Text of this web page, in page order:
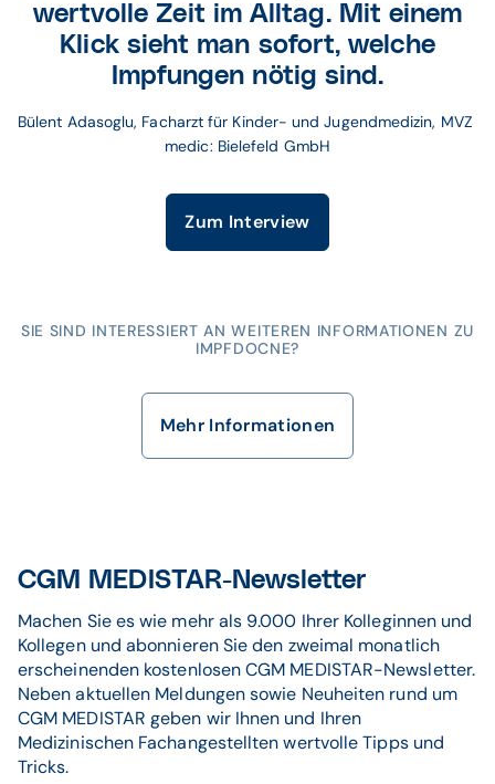
wertvolle Zeit im Alltag. Mit einem
Klick sieht man sofort, welche
Impfungen nötig sind.
Bülent Adasoglu, Facharzt für Kinder- und Jugendmedizin, MVZ
medic: Bielefeld GmbH
Zum Interview
SIE SIND INTERESSIERT AN WEITEREN INFORMATIONEN ZU
IMPFDOCNE?
Mehr Informationen
CGM MEDISTAR-Newsletter
Machen Sie es wie mehr als 9.000 Ihrer Kolleginnen und
Kollegen und abonnieren Sie den zweimal monatlich
erscheinenden kostenlosen CGM MEDISTAR-Newsletter.
Neben aktuellen Meldungen sowie Neuheiten rund um
CGM MEDISTAR geben wir Ihnen und Ihren
Medizinischen Fachangestellten wertvolle Tipps und
Tricks.